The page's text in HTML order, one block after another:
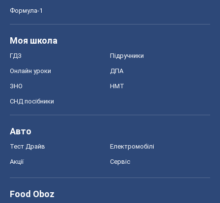
Формула-1
Моя школа
ГДЗ Підручники
Онлайн уроки ДПА
ЗНО НМТ
СНД посібники
Авто
Тест Драйв Електромобілі
Акції Сервіс
Food Oboz